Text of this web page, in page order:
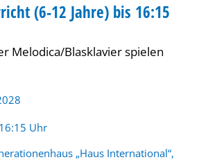
(6-12 Jahre) bis 16:15
Melodica/Blasklavier spielen
Uhr
„Haus International“,